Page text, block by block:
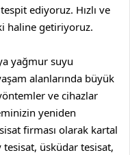
ediyoruz. Hızlı ve
haline getiriyoruz.
yağmur suyu
alanlarında büyük
ve cihazlar
yeniden
firması olarak kartal
tesisat, üsküdar tesisat,